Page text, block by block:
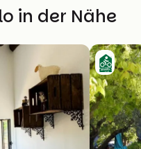
in der Nähe